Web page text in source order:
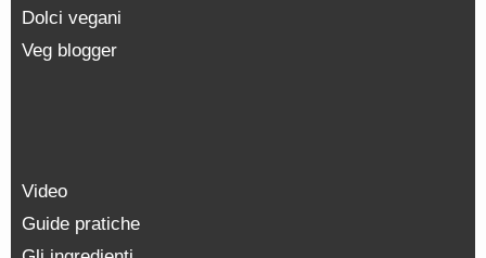
Dolci vegani
Veg blogger
Video
Guide pratiche